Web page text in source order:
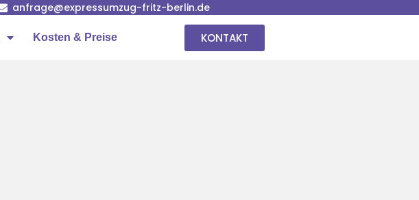
anfrage@expressumzug-fritz-berlin.de
Kosten & Preise KONTAKT